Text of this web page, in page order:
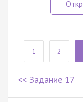
1 2
<< Задание 17